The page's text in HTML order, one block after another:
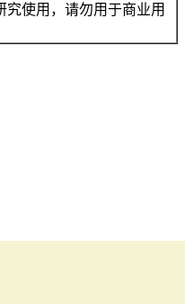
究使用，请勿用于商业用